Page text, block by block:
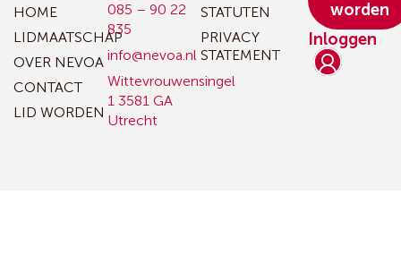
HOME
LIDMAATSCHAP
OVER NEVOA
CONTACT
LID WORDEN
085 – 90 22
835
info@nevoa.nl
Wittevrouwensingel
1 3581 GA
Utrecht
STATUTEN
PRIVACY
STATEMENT
Inloggen
worden